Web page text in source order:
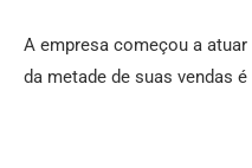
A empresa começou a
da metade de suas vendas